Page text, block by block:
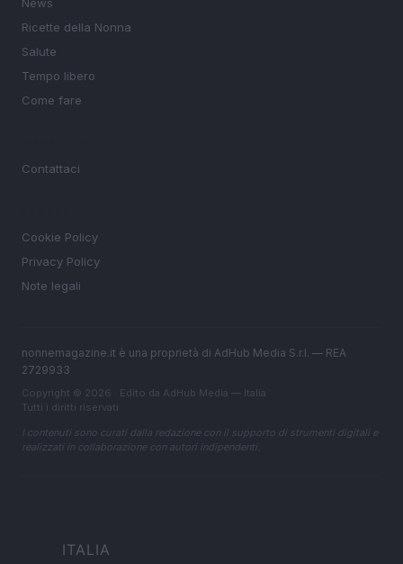
Ricette della Nonna
Salute
Tempo libero
Come fare
Contattaci
Cookie Policy
Privacy Policy
Note legali
nonnemagazine.it è una proprietà di AdHub Media S.r.l. — REA
2729933
Copyright © 2026 · Edito da AdHub Media — Italia
Tutti i diritti riservati
I contenuti sono curati dalla redazione con il supporto di strumenti digitali e
realizzati in collaborazione con autori indipendenti.
ITALIA